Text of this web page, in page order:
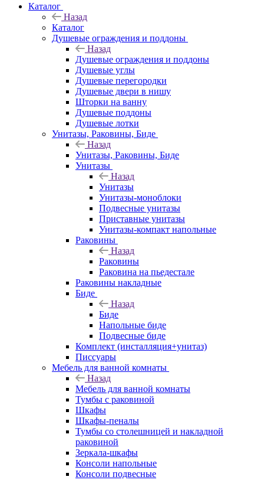
Каталог
Назад
Каталог
Душевые ограждения и поддоны
Назад
Душевые ограждения и поддоны
Душевые углы
Душевые перегородки
Душевые двери в нишу
Шторки на ванну
Душевые поддоны
Душевые лотки
Унитазы, Раковины, Биде
Назад
Унитазы, Раковины, Биде
Унитазы
Назад
Унитазы
Унитазы-моноблоки
Подвесные унитазы
Приставные унитазы
Унитазы-компакт напольные
Раковины
Назад
Раковины
Раковина на пьедестале
Раковины накладные
Биде
Назад
Биде
Напольные биде
Подвесные биде
Комплект (инсталляция+унитаз)
Писсуары
Мебель для ванной комнаты
Назад
Мебель для ванной комнаты
Тумбы с раковиной
Шкафы
Шкафы-пеналы
Тумбы со столешницей и накладной
раковиной
Зеркала-шкафы
Консоли напольные
Консоли подвесные